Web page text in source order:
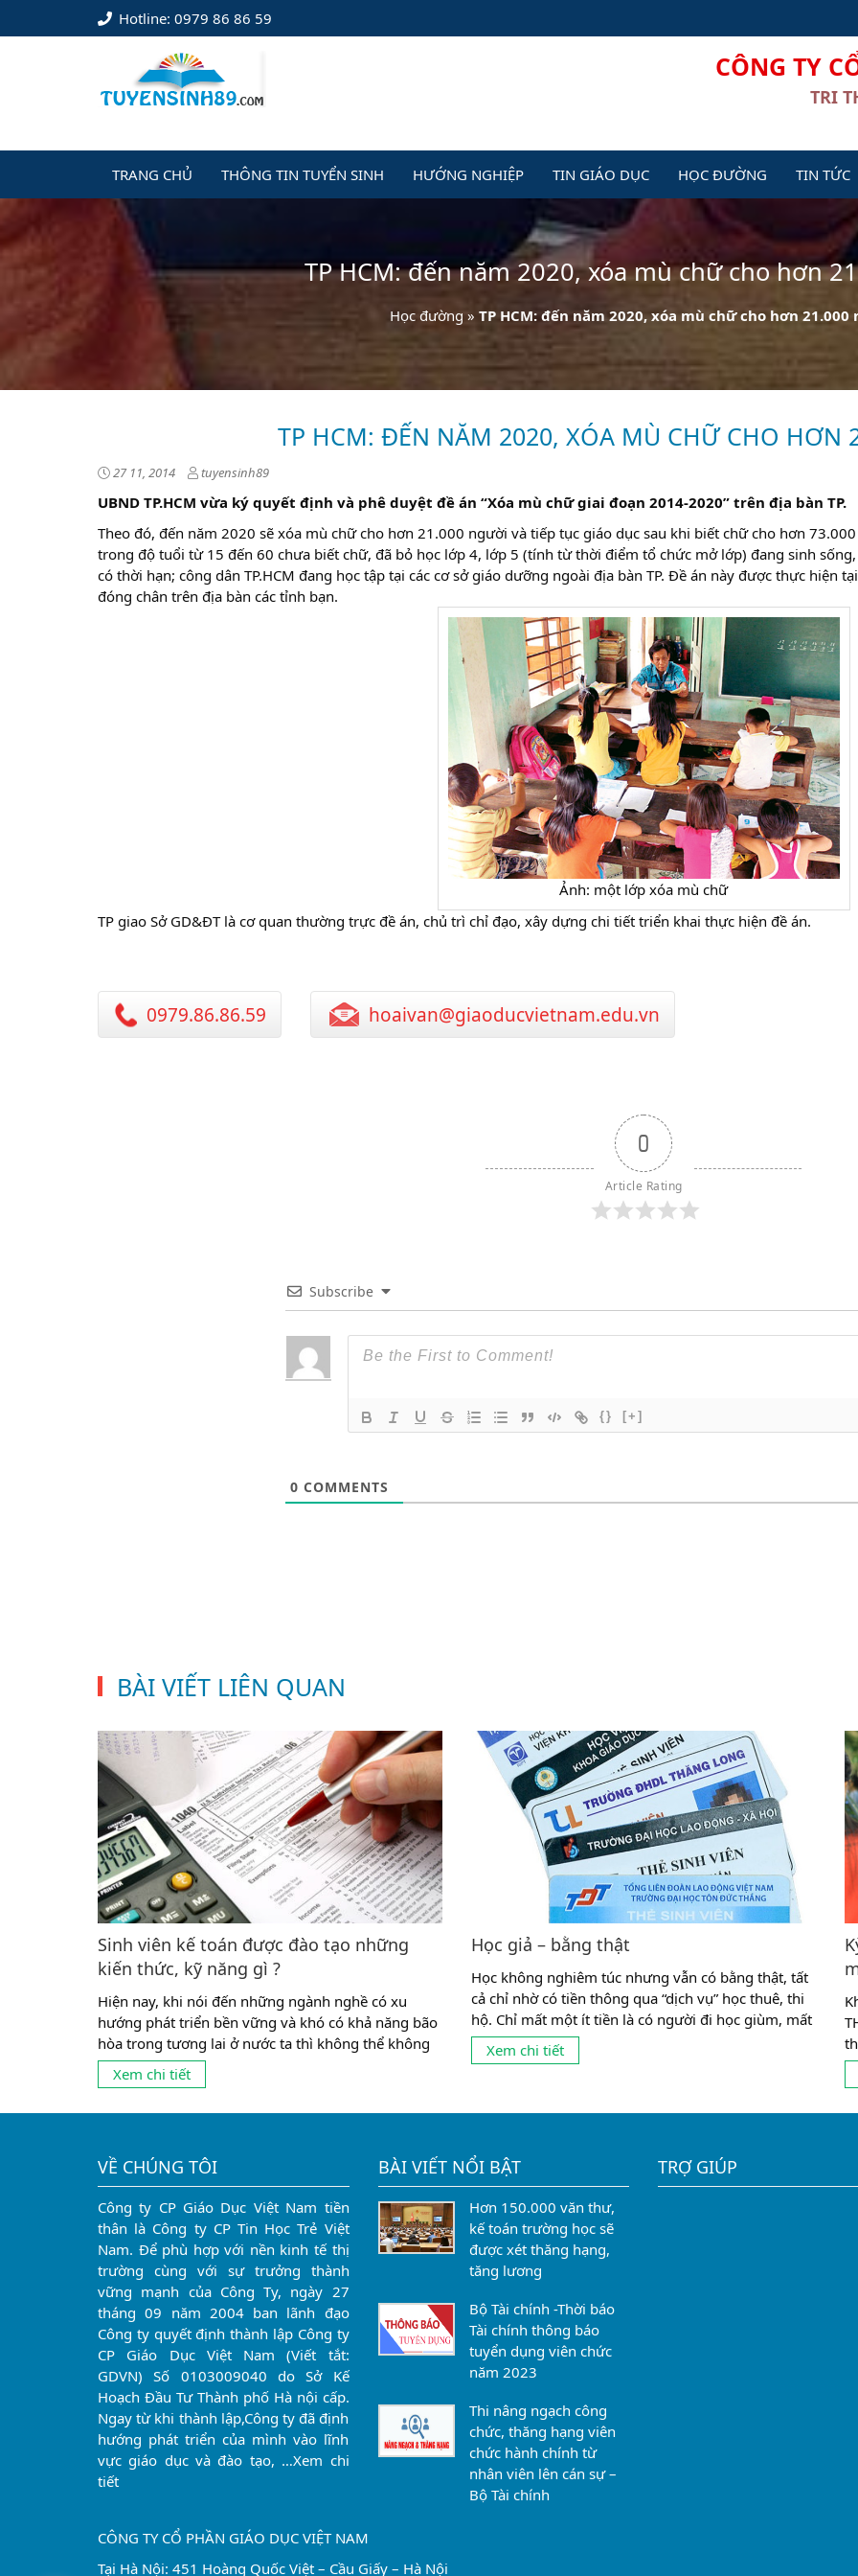
Hotline: 0979 86 86 59
CÔNG TY
TRI
TRANG CHỦ THÔNG TIN TUYỂN SINH HƯỚNG NGHIỆP TIN GIÁO DỤC HỌC ĐƯỜNG TIN TỨC
TP HCM: đến năm 2020, xóa mù chữ cho hơn
Học đường » TP HCM: đến năm 2020, xóa mù chữ cho hơn 21.000
TP HCM: ĐẾN NĂM 2020, XÓA MÙ CHỮ CHO HƠN
27 11, 2014 tuyensinh89
UBND TP.HCM vừa ký quyết định và phê duyệt đề án “Xóa mù chữ giai đoạn 2014-2020” trên địa bàn TP.
Theo đó, đến năm 2020 sẽ xóa mù chữ cho hơn 21.000 người và tiếp tục giáo dục sau khi biết chữ cho hơn
trong độ tuổi từ 15 đến 60 chưa biết chữ, đã bỏ học lớp 4, lớp 5 (tính từ thời điểm tổ chức mở lớp) đang sinh
có thời hạn; công dân TP.HCM đang học tập tại các cơ sở giáo dưỡng ngoài địa bàn TP. Đề án này được thực hiện
đóng chân trên địa bàn các tỉnh bạn.
Ảnh: một lớp xóa mù chữ
TP giao Sở GD&ĐT là cơ quan thường trực đề án, chủ trì chỉ đạo, xây dựng chi tiết triển khai thực hiện đề án.
0979.86.86.59 hoaivan@giaoducvietnam.edu.vn
0
Article Rating
Subscribe
{} [+]
0 COMMENTS
BÀI VIẾT LIÊN QUAN
Sinh viên kế toán được đào tạo những
kiến thức, kỹ năng gì ?
Hiện nay, khi nói đến những ngành nghề có xu
hướng phát triển bền vững và khó có khả năng bão
hòa trong tương lai ở nước ta thì không thể không
nhắc tới ngành kế toán. Đây cũng là ngành có tỉ lệ
sinh viên theo học khá đông ở mọi cấp học từ trung
Xem chi tiết
Học giả – bằng thật
Học không nghiêm túc nhưng vẫn có bằng thật, tất
cả chỉ nhờ có tiền thông qua “dịch vụ” học thuê, thi
hộ. Chỉ mất một ít tiền là có người đi học giùm, mất
thêm một ít tiền nữa có ngay người đi thi giùm.
Chuyện học thuê, thi hộ (học giả, thi giả) đã hợp
Xem chi tiết
VỀ CHÚNG TÔI
Công ty CP Giáo Dục Việt Nam tiền
thân là Công ty CP Tin Học Trẻ Việt
Nam. Để phù hợp với nền kinh tế thị
trường cùng với sự trưởng thành
vững mạnh của Công Ty, ngày 27
tháng 09 năm 2004 ban lãnh đạo
Công ty quyết định thành lập Công ty
CP Giáo Dục Việt Nam (Viết tắt:
GDVN) Số 0103009040 do Sở Kế
Hoạch Đầu Tư Thành phố Hà nội cấp.
Ngay từ khi thành lập,Công ty đã định
hướng phát triển của mình vào lĩnh
vực giáo dục và đào tạo, …Xem chi
tiết
BÀI VIẾT NỔI BẬT
Hơn 150.000 văn thư,
kế toán trường học sẽ
được xét thăng hạng,
tăng lương
Bộ Tài chính -Thời báo
Tài chính thông báo
tuyển dụng viên chức
năm 2023
Thi nâng ngạch công
chức, thăng hạng viên
chức hành chính từ
nhân viên lên cán sự –
Bộ Tài chính
TRỢ GIÚP
CÔNG TY CỔ PHẦN GIÁO DỤC VIỆT NAM
Tại Hà Nội: 451 Hoàng Quốc Việt – Cầu Giấy – Hà Nội